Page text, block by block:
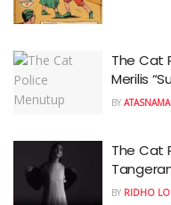
The Cat
Merilis
BY
The Cat
BY RIDHO